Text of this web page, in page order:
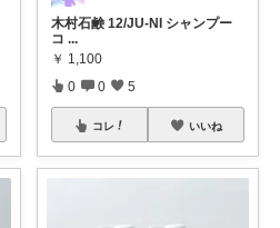
木村石鹸 12/JU-NI シャンプー
コ ...
￥ 1,100
0 0 5
コレ いいね